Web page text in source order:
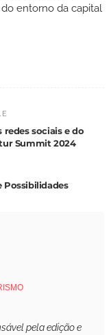
entorno da capital
sociais e do
Summit 2024
Possibilidades
pela edição e